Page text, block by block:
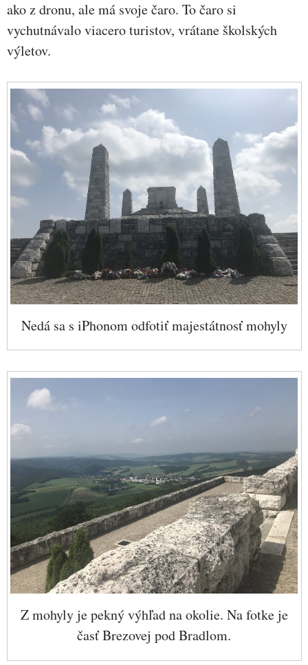
ako z dronu, ale má svoje čaro. To čaro si
vychutnávalo viacero turistov, vrátane školských
výletov.
Nedá sa s iPhonom odfotiť majestátnosť mohyly
Z mohyly je pekný výhľad na okolie. Na fotke je
časť Brezovej pod Bradlom.